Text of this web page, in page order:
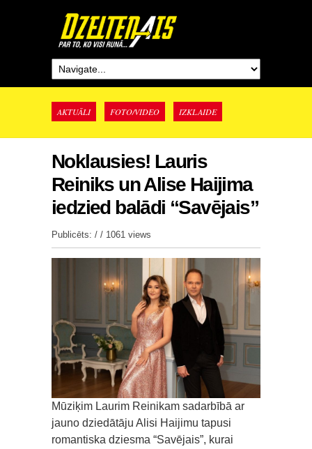
AKTUĀLI FOTO/VIDEO IZKLAIDE
Noklausies! Lauris
Reiniks un Alise Haijima
iedzied balādi “Savējais”
Publicēts: / / 1061 views
Mūziķim Laurim Reinikam sadarbībā ar
jauno dziedātāju Alisi Haijimu tapusi
romantiska dziesma “Savējais”, kurai